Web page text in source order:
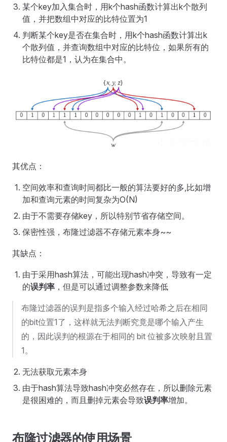
某个key加入集合时，用k个hash函数计算出k个散列
值，并把数组中对应的比特位置为1
判断某个key是否在集合时，用k个hash函数计算出k
个散列值，并查询数组中对应的比特位，如果所有的
比特位都是1，认为在集合中。
其优点：
空间效率和查询时间都比一般的算法要好的多,比如增
加和查询元素的时间复杂为O(N)
由于不需要存储key，所以特别节省存储空间。
保密性强，布隆过滤器不存储元素本身~~
其缺点：
由于采用hash算法，可能出现hash冲突，导致有一定
的误判率 ，但是可以通过调整参数来降低
布隆过滤器的误判是指多个输入经过哈希之后在相同
的bit位置1了，这样就无法判断究竟是哪个输入产生
的，因此误判的根源在于相同的 bit 位被多次映射且置
1。
无法获取元素本身
由于hash算法导致hash冲突必然存在，所以删除元素
是很困难的，而且删掉元素会导致误判率增加。
布隆过滤器的使用场景